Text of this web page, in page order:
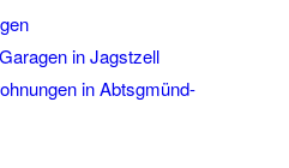
in Jagstzell
in Abtsgmünd-